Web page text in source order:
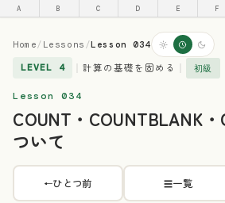
A B C D E F
LEVEL 4 ｜計算の基礎を固める 初級
Home/ Lessons /Lesson 034
Lesson 034
COUNT・COUNTBLANK
ついて
←ひとつ前 ☰一覧